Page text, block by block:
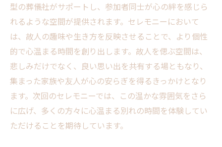
型の葬儀社がサポートし、参加者同士が心の絆を感じら
れるような空間が提供されます。セレモニーにおいて
は、故人の趣味や生き方を反映させることで、より個性
的で心温まる時間を創り出します。故人を偲ぶ空間は、
悲しみだけでなく、良い思い出を共有する場ともなり、
集まった家族や友人が心の安らぎを得るきっかけとなり
ます。次回のセレモニーでは、この温かな雰囲気をさら
に広げ、多くの方々に心温まる別れの時間を体験してい
ただけることを期待しています。